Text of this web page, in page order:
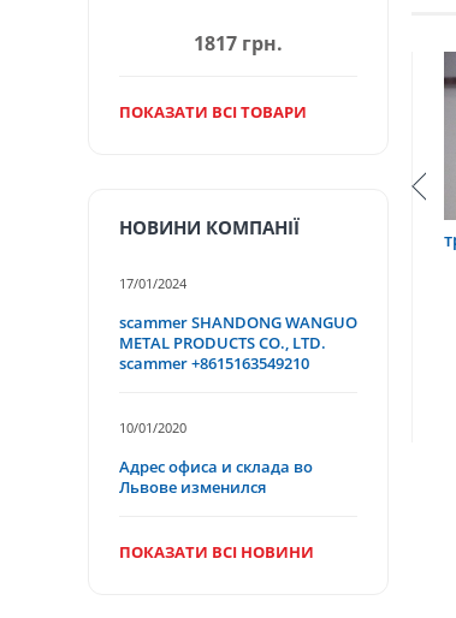
3,2х0,6 12Х18Н10Т труба 9х0,2 12Х18Н10Т
1817 грн.
ПОКАЗАТИ ВСІ ТОВАРИ
НОВИНИ КОМПАНІЇ
17/01/2024
scammer SHANDONG WANGUO
METAL PRODUCTS CO., LTD.
scammer +8615163549210
10/01/2020
Адрес офиса и склада во
Львове изменился
ПОКАЗАТИ ВСІ НОВИНИ